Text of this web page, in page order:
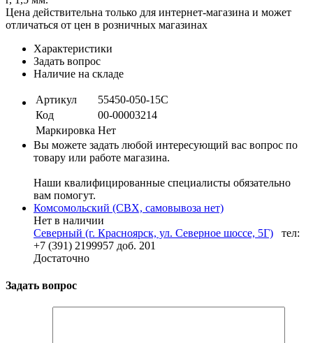
Цена действительна только для интернет-магазина и может
отличаться от цен в розничных магазинах
Характеристики
Задать вопрос
Наличие на складе
Артикул
55450-050-15C
Код
00-00003214
Маркировка Нет
Вы можете задать любой интересующий вас вопрос по
товару или работе магазина.
Наши квалифицированные специалисты обязательно
вам помогут.
Комсомольский (СВХ, самовывоза нет)
Нет в наличии
Северный (г. Красноярск, ул. Северное шоссе, 5Г)
тел:
+7 (391) 2199957 доб. 201
Достаточно
Задать вопрос